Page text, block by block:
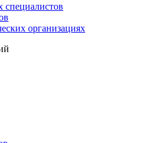
специалистов
организациях